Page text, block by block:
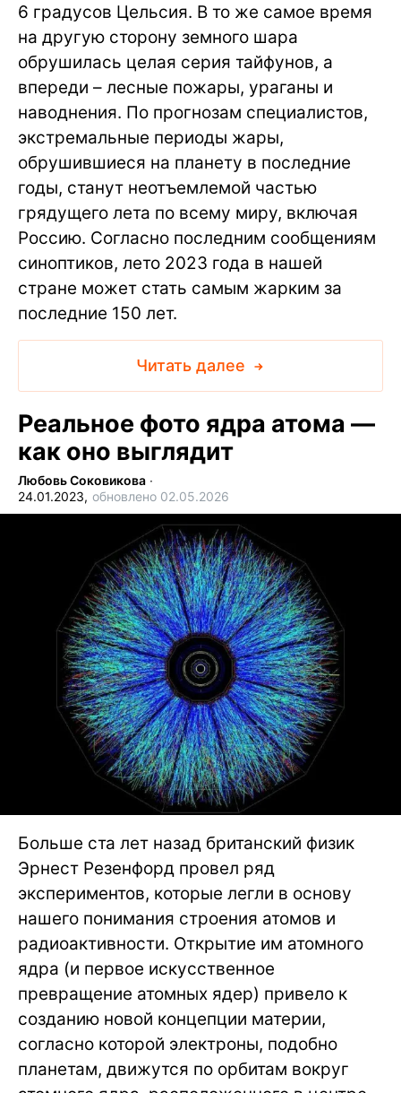
6 градусов Цельсия. В то же самое время
на другую сторону земного шара
обрушилась целая серия тайфунов, а
впереди – лесные пожары, ураганы и
наводнения. По прогнозам специалистов,
экстремальные периоды жары,
обрушившиеся на планету в последние
годы, станут неотъемлемой частью
грядущего лета по всему миру, включая
Россию. Согласно последним сообщениям
синоптиков, лето 2023 года в нашей
стране может стать самым жарким за
последние 150 лет.
Читать далее
Реальное фото ядра атома —
как оно выглядит
Любовь Соковикова ∙
24.01.2023, обновлено 02.05.2026
Больше ста лет назад британский физик
Эрнест Резенфорд провел ряд
экспериментов, которые легли в основу
нашего понимания строения атомов и
радиоактивности. Открытие им атомного
ядра (и первое искусственное
превращение атомных ядер) привело к
созданию новой концепции материи,
согласно которой электроны, подобно
планетам, движутся по орбитам вокруг